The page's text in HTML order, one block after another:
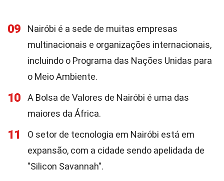
09
Nairóbi é a sede de muitas empresas
multinacionais e organizações internacionais,
incluindo o Programa das Nações Unidas para
o Meio Ambiente.
10
A Bolsa de Valores de Nairóbi é uma das
maiores da África.
11
O setor de tecnologia em Nairóbi está em
expansão, com a cidade sendo apelidada de
"Silicon Savannah".